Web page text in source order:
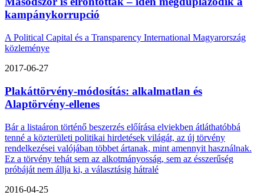
kampánykorrupció
A Political Capital és a Transparency International Magyarország
közleménye
2017-06-27
Plakáttörvény-módosítás: alkalmatlan és
Alaptörvény-ellenes
Bár a listaáron történő beszerzés előírása elviekben átláthatóbbá
tenné a közterületi politikai hirdetések világát, az új törvény
rendelkezései valójában többet ártanak, mint amennyit használnak.
Ez a törvény tehát sem az alkotmányosság, sem az ésszerűség
próbáját nem állja ki, a választásig hátralé
2016-04-25